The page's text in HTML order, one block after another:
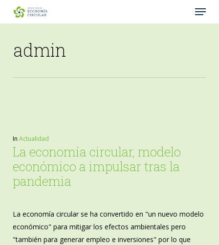
Menu
admin
In Actualidad
La economía circular, modelo
económico a impulsar tras la
pandemia
La economía circular se ha convertido en "un nuevo modelo
económico" para mitigar los efectos ambientales pero
"también para generar empleo e inversiones" por lo que